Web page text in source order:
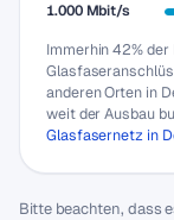
1.000 Mbit/s
Immerhin 42%
anderen Orten in
weit der Ausbau
Glasfasernetz in
Bitte beachten, dass